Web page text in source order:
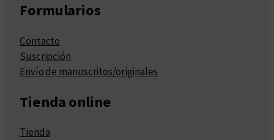
Formularios
Contacto
Suscripción
Envío de manuscritos/originales
Tienda online
Tienda